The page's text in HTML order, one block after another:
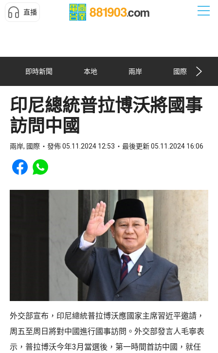
直播
即時新聞 本地 兩岸 國際
印尼總統普拉博沃將國事
訪問中國
兩岸, 國際 發佈 05.11.2024 12:53 最後更新 05.11.2024 16:06
Share to Facebook
Share to WhatsApp
外交部宣布，印尼總統普拉博沃應國家主席習近平邀請，
周五至周日將對中國進行國事訪問。外交部發言人毛寧表
示，普拉博沃今年3月當選後，第一時間首訪中國，就任